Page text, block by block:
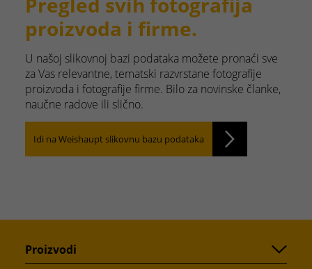
proizvoda i firme.
U našoj slikovnoj bazi podataka možete pronaći sve
za Vas relevantne, tematski razvrstane fotografije
proizvoda i fotografije firme. Bilo za novinske članke,
naučne radove ili slično.
Idi na Weishaupt slikovnu bazu podataka
Proizvodi